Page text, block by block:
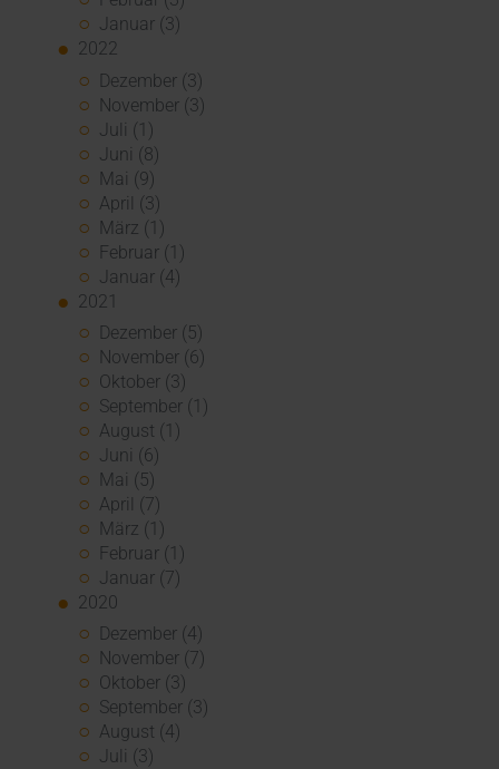
Januar (3)
2022
Dezember (3)
November (3)
Juli (1)
Juni (8)
Mai (9)
April (3)
März (1)
Februar (1)
Januar (4)
2021
Dezember (5)
November (6)
Oktober (3)
September (1)
August (1)
Juni (6)
Mai (5)
April (7)
März (1)
Februar (1)
Januar (7)
2020
Dezember (4)
November (7)
Oktober (3)
September (3)
August (4)
Juli (3)